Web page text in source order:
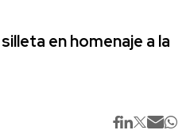
en homenaje a la